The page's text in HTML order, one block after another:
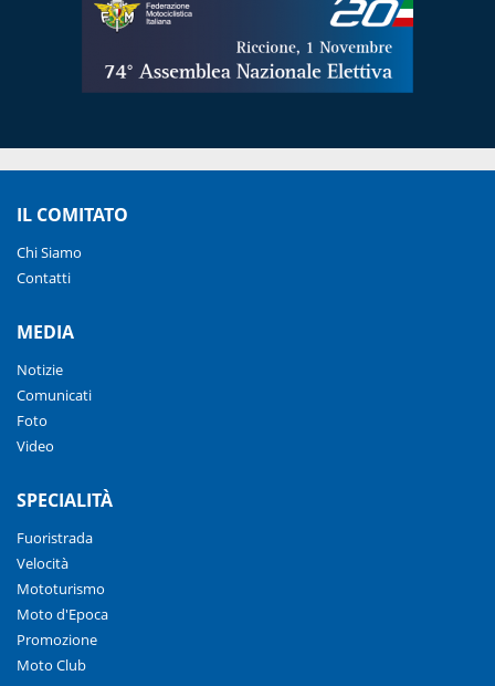
IL COMITATO
Chi Siamo
Contatti
MEDIA
Notizie
Comunicati
Foto
Video
SPECIALITÀ
Fuoristrada
Velocità
Mototurismo
Moto d'Epoca
Promozione
Moto Club